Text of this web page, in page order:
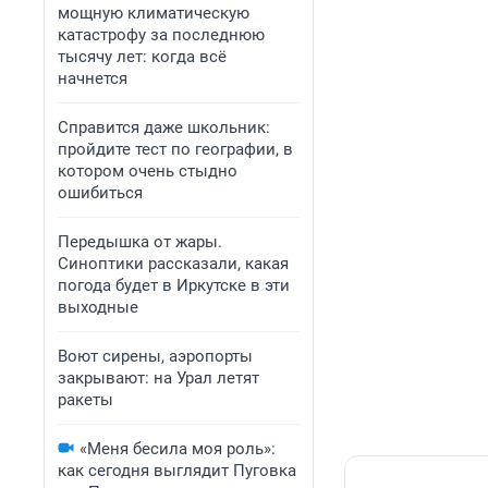
мощную климатическую
катастрофу за последнюю
тысячу лет: когда всё
начнется
Справится даже школьник:
пройдите тест по географии, в
котором очень стыдно
ошибиться
Передышка от жары.
Синоптики рассказали, какая
погода будет в Иркутске в эти
выходные
Воют сирены, аэропорты
закрывают: на Урал летят
ракеты
«Меня бесила моя роль»:
как сегодня выглядит Пуговка